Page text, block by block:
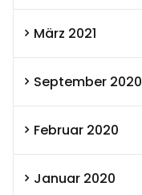
März 2021
September 2020
Februar 2020
Januar 2020